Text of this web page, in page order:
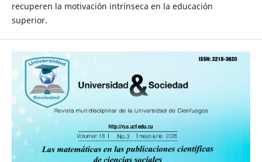
recuperen la motivación intrínseca en la educación
superior.